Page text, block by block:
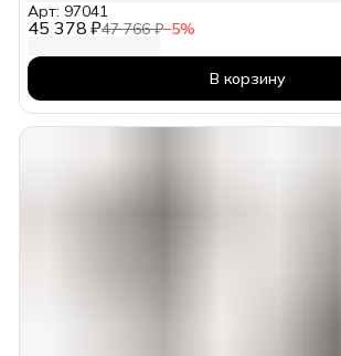
45 378 ₽47 766 ₽−5%
Арт: 97041
В корзину